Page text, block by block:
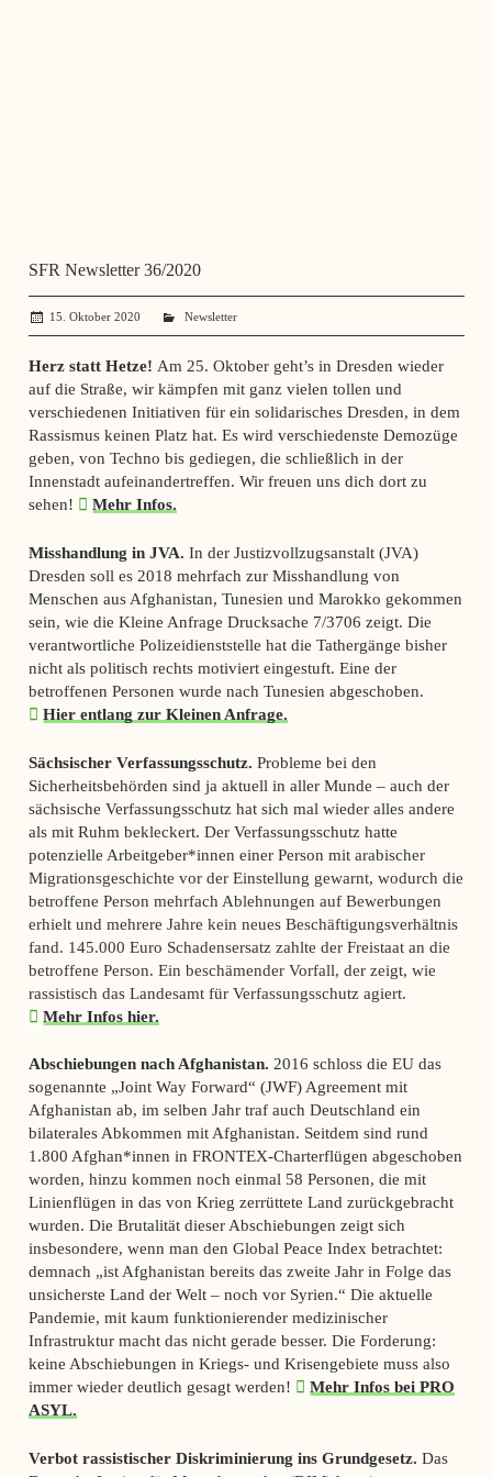
SFR Newsletter 36/2020
15. Oktober 2020 administrator
Newsletter
Herz statt Hetze! Am 25. Oktober geht’s in Dresden wieder
auf die Straße, wir kämpfen mit ganz vielen tollen und
verschiedenen Initiativen für ein solidarisches Dresden, in dem
Rassismus keinen Platz hat. Es wird verschiedenste Demozüge
geben, von Techno bis gediegen, die schließlich in der
Innenstadt aufeinandertreffen. Wir freuen uns dich dort zu
sehen!
Mehr Infos.
Misshandlung in JVA. In der Justizvollzugsanstalt (JVA)
Dresden soll es 2018 mehrfach zur Misshandlung von
Menschen aus Afghanistan, Tunesien und Marokko gekommen
sein, wie die Kleine Anfrage Drucksache 7/3706 zeigt. Die
verantwortliche Polizeidienststelle hat die Tathergänge bisher
nicht als politisch rechts motiviert eingestuft. Eine der
betroffenen Personen wurde nach Tunesien abgeschoben.
Hier entlang zur Kleinen Anfrage.
Sächsischer Verfassungsschutz. Probleme bei den
Sicherheitsbehörden sind ja aktuell in aller Munde – auch der
sächsische Verfassungsschutz hat sich mal wieder alles andere
als mit Ruhm bekleckert. Der Verfassungsschutz hatte
potenzielle Arbeitgeber*innen einer Person mit arabischer
Migrationsgeschichte vor der Einstellung gewarnt, wodurch die
betroffene Person mehrfach Ablehnungen auf Bewerbungen
erhielt und mehrere Jahre kein neues Beschäftigungsverhältnis
fand. 145.000 Euro Schadensersatz zahlte der Freistaat an die
betroffene Person. Ein beschämender Vorfall, der zeigt, wie
rassistisch das Landesamt für Verfassungsschutz agiert.
Mehr Infos hier.
Abschiebungen nach Afghanistan. 2016 schloss die EU das
sogenannte „Joint Way Forward“ (JWF) Agreement mit
Afghanistan ab, im selben Jahr traf auch Deutschland ein
bilaterales Abkommen mit Afghanistan. Seitdem sind rund
1.800 Afghan*innen in FRONTEX-Charterflügen abgeschoben
worden, hinzu kommen noch einmal 58 Personen, die mit
Linienflügen in das von Krieg zerrüttete Land zurückgebracht
wurden. Die Brutalität dieser Abschiebungen zeigt sich
insbesondere, wenn man den Global Peace Index betrachtet:
demnach „ist Afghanistan bereits das zweite Jahr in Folge das
unsicherste Land der Welt – noch vor Syrien.“ Die aktuelle
Pandemie, mit kaum funktionierender medizinischer
Infrastruktur macht das nicht gerade besser. Die Forderung:
keine Abschiebungen in Kriegs- und Krisengebiete muss also
immer wieder deutlich gesagt werden!
Mehr Infos bei PRO
ASYL.
Verbot rassistischer Diskriminierung ins Grundgesetz. Das